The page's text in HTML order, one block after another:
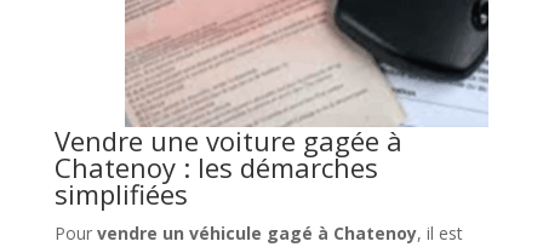
Vendre une voiture gagée à
Chatenoy : les démarches
simplifiées
Pour vendre un véhicule gagé à Chatenoy, il est